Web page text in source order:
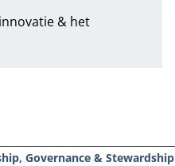
& het
Governance & Stewardship